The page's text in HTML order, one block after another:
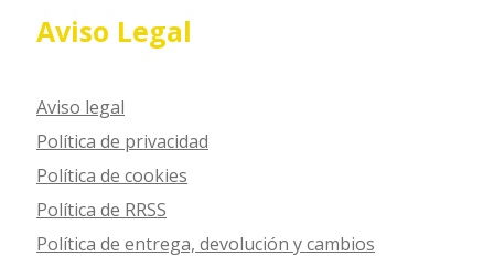
Aviso Legal
Aviso legal
Política de privacidad
Política de cookies
Política de RRSS
Política de entrega, devolución y cambios